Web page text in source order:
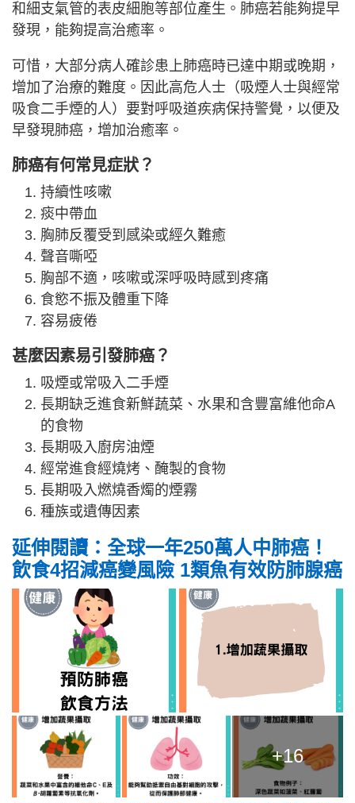
和細支氣管的表皮細胞等部位產生。肺癌若能夠提早
發現，能夠提高治癒率。
可惜，大部分病人確診患上肺癌時已達中期或晚期，
增加了治療的難度。因此高危人士（吸煙人士與經常
吸食二手煙的人）要對呼吸道疾病保持警覺，以便及
早發現肺癌，增加治癒率。
肺癌有何常見症狀？
持續性咳嗽
痰中帶血
胸肺反覆受到感染或經久難癒
聲音嘶啞
胸部不適，咳嗽或深呼吸時感到疼痛
食慾不振及體重下降
容易疲倦
甚麼因素易引發肺癌？
吸煙或常吸入二手煙
長期缺乏進食新鮮蔬菜、水果和含豐富維他命A
的食物
長期吸入廚房油煙
經常進食經燒烤、醃製的食物
長期吸入燃燒香燭的煙霧
種族或遺傳因素
延伸閱讀：全球一年250萬人中肺癌！
飲食4招減癌變風險 1類魚有效防肺腺癌
+16